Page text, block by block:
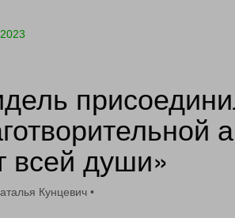
всей души»
Кунцевич •